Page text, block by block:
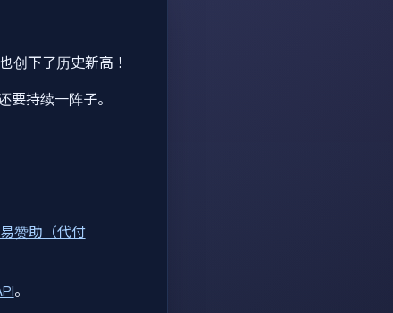
创下了历史新高！
持续一阵子。
赞助（代付
。